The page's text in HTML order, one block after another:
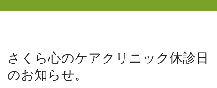
さくら心のケアクリニック休診日
のお知らせ。